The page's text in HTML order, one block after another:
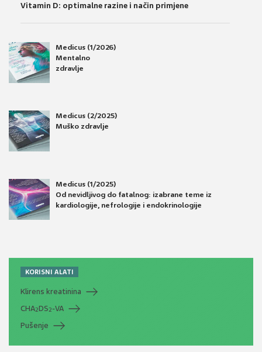
Vitamin D: optimalne razine i način primjene
Medicus (1/2026)
Mentalno
zdravlje
Medicus (2/2025)
Muško zdravlje
Medicus (1/2025)
Od nevidljivog do fatalnog: izabrane teme iz
kardiologije, nefrologije i endokrinologije
KORISNI ALATI
Klirens kreatinina
CHA2DS2-VA
Pušenje